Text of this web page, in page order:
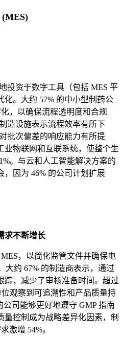
(MES)
投资于数字工具（包括 MES 平
化。大约 57% 的中小型制药公
，以确保流程透明度和合规
造设施表示流程效率有所下
批次偏差的响应能力有所提
业物联网和互联系统，使整个生
。与云和人工智能解决方案的
因为 46% 的公司计划扩展
求不断增长
，以简化监管文件并确保电
大约 67% 的制造商表示，通过
踪，减少了审核准备时间。超过
观察到可追溯性和产品质量持
公司能够更好地遵守 GMP 指南
控制成为战略差异化因素，制
激增 54%。